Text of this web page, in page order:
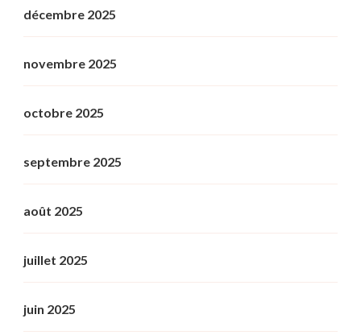
décembre 2025
novembre 2025
octobre 2025
septembre 2025
août 2025
juillet 2025
juin 2025